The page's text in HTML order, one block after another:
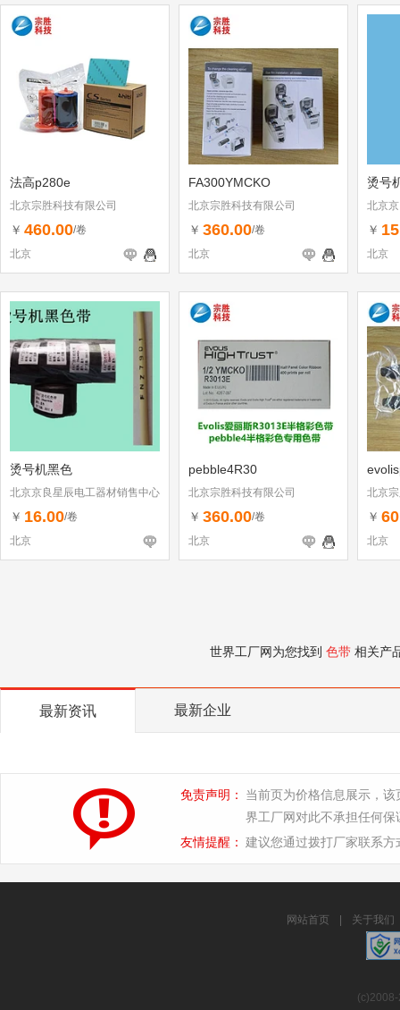
法高p280e
北京宗胜科技有限公司
￥ 460.00/卷
北京
FA300YMCKO
北京宗胜科技有限公司
￥ 360.00/卷
北京
烫号
北京
￥
北京
烫号机黑色
北京京良星辰电工器材销售中心
￥ 16.00/卷
北京
pebble4R30
北京宗胜科技有限公司
￥ 360.00/卷
北京
北京
￥
北京
世界工厂网为您找到 色带 相关产
最新资讯 最新企业
免责声明：
当前页为价格信息展示，
界工厂网对此不承担任何保
友情提醒： 建议您通过拨打厂家联系
网站首页 关于我们